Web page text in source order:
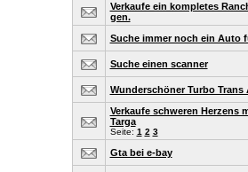
Verkaufe ein kompletes
gen.
Suche immer noch ein Auto
Suche einen scanner
Wunderschöner Turbo Trans
Verkaufe schweren Herzens
Targa
Seite: 1 2 3
Gta bei e-bay